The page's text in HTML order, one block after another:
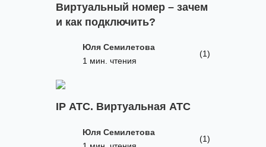
Виртуальный номер – зачем
и как подключить?
Юля Семилетова
1 мин. чтения
(1)
IP АТС. Виртуальная АТС
Юля Семилетова
(1)